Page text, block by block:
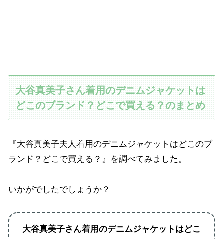
大谷真美子さん着用のデニムジャケットは
どこのブランド？どこで買える？のまとめ
『大谷真美子夫人着用のデニムジャケットはどこのブ
ランド？どこで買える？』を調べてみました。
いかがでしたでしょうか？
大谷真美子さん着用のデニムジャケットはどこ